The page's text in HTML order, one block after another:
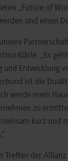
„Future of
und einen
Klärle. „Es
und Entwicklung
ist die
werde mein
zu
kurz und
Treffen der